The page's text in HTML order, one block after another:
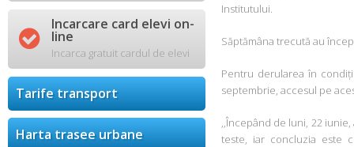
 Incarcare card elevi on-
line
Incarca gratuit cardul de elevi
Tarife transport
Harta trasee urbane
Institutului.
Săptămâna trecută au
Pentru derularea în
septembrie, accesul pe
,,Începând de luni, 22
teste, iar concluzia este